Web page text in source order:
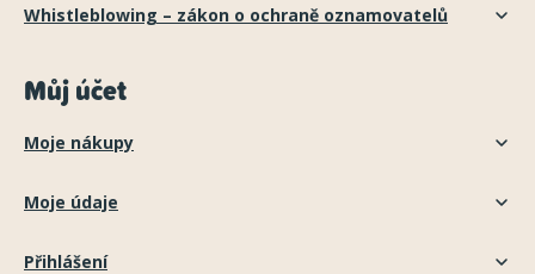
Whistleblowing – zákon o ochraně oznamovatelů
Můj účet
Moje nákupy
Moje údaje
Přihlášení